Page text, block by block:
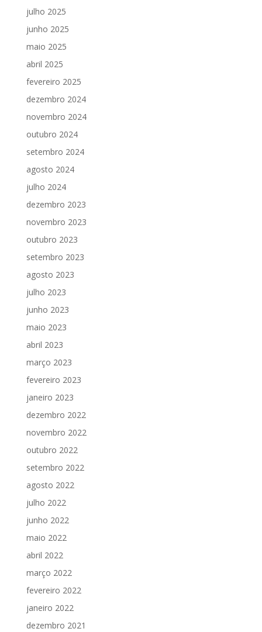
julho 2025
junho 2025
maio 2025
abril 2025
fevereiro 2025
dezembro 2024
novembro 2024
outubro 2024
setembro 2024
agosto 2024
julho 2024
dezembro 2023
novembro 2023
outubro 2023
setembro 2023
agosto 2023
julho 2023
junho 2023
maio 2023
abril 2023
março 2023
fevereiro 2023
janeiro 2023
dezembro 2022
novembro 2022
outubro 2022
setembro 2022
agosto 2022
julho 2022
junho 2022
maio 2022
abril 2022
março 2022
fevereiro 2022
janeiro 2022
dezembro 2021